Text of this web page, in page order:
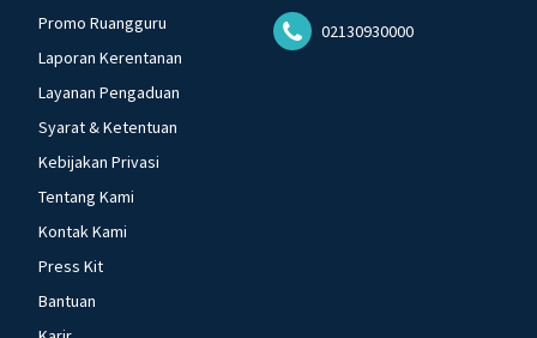
Promo Ruangguru
Laporan Kerentanan
Layanan Pengaduan
Syarat & Ketentuan
Kebijakan Privasi
Tentang Kami
Kontak Kami
Press Kit
Bantuan
02130930000